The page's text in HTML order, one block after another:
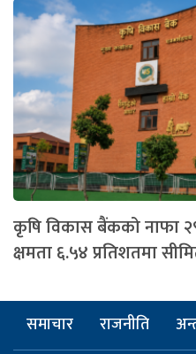
कृषि विकास बैंकको नाफा
क्षमता ६.५४ प्रतिशतमा
समाचार राजनीति